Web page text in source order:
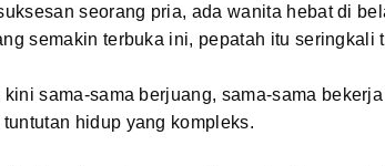
seorang pria, ada wanita hebat di
semakin terbuka ini, pepatah itu seringkali
sama-sama berjuang, sama-sama
hidup yang kompleks.